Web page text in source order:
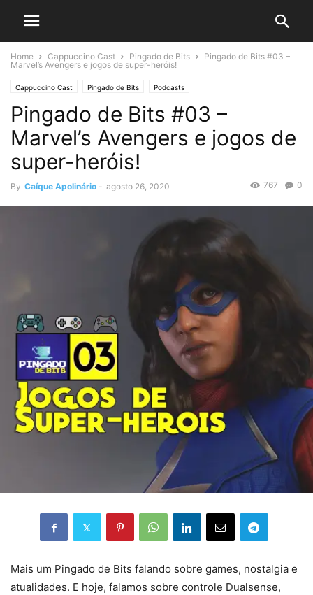
Home Cappuccino Cast Pingado de Bits
Pingado de Bits #03 –
Marvel’s Avengers e jogos de super-heróis!
Cappuccino Cast Pingado de Bits Podcasts
Pingado de Bits #03 –
Marvel’s Avengers e jogos de
super-heróis!
By Caíque Apolinário - agosto 26, 2020 0
767
Mais um Pingado de Bits falando sobre games, nostalgia e
atualidades. E hoje, falamos sobre controle Dualsense,